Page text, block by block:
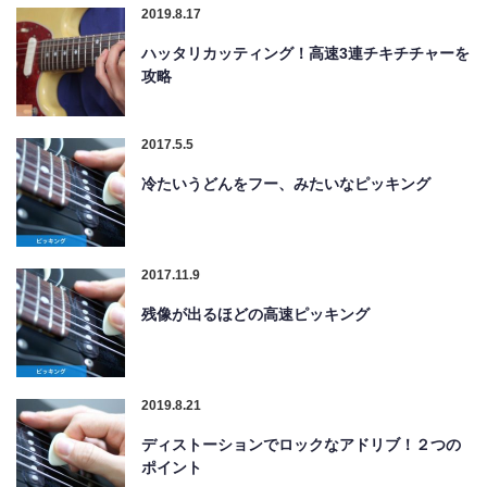
2019.8.17
ハッタリカッティング！高速3連チキチチャーを
攻略
2017.5.5
冷たいうどんをフー、みたいなピッキング
2017.11.9
残像が出るほどの高速ピッキング
2019.8.21
ディストーションでロックなアドリブ！２つの
ポイント